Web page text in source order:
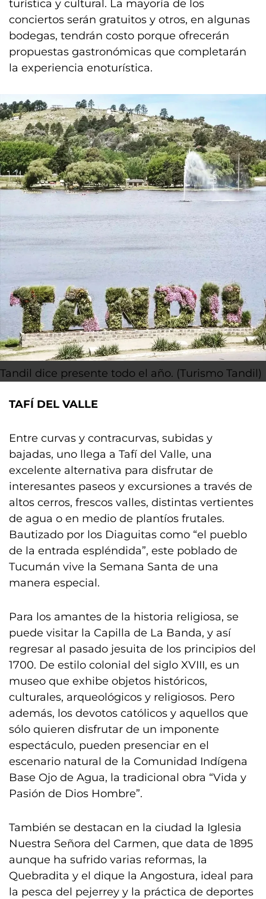
turística y cultural. La mayoría de los
conciertos serán gratuitos y otros, en algunas
bodegas, tendrán costo porque ofrecerán
propuestas gastronómicas que completarán
la experiencia enoturística.
Tandil dice presente todo el año. (Turismo Tandil)
TAFÍ DEL VALLE
Entre curvas y contracurvas, subidas y
bajadas, uno llega a Tafí del Valle, una
excelente alternativa para disfrutar de
interesantes paseos y excursiones a través de
altos cerros, frescos valles, distintas vertientes
de agua o en medio de plantíos frutales.
Bautizado por los Diaguitas como “el pueblo
de la entrada espléndida”, este poblado de
Tucumán vive la Semana Santa de una
manera especial.
Para los amantes de la historia religiosa, se
puede visitar la Capilla de La Banda, y así
regresar al pasado jesuita de los principios del
1700. De estilo colonial del siglo XVIII, es un
museo que exhibe objetos históricos,
culturales, arqueológicos y religiosos. Pero
además, los devotos católicos y aquellos que
sólo quieren disfrutar de un imponente
espectáculo, pueden presenciar en el
escenario natural de la Comunidad Indígena
Base Ojo de Agua, la tradicional obra “Vida y
Pasión de Dios Hombre”.
También se destacan en la ciudad la Iglesia
Nuestra Señora del Carmen, que data de 1895
aunque ha sufrido varias reformas, la
Quebradita y el dique la Angostura, ideal para
la pesca del pejerrey y la práctica de deportes